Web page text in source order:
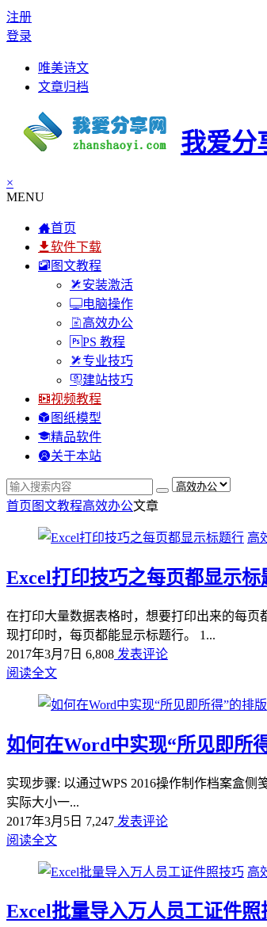
注册
登录
唯美诗文
文章归档
我爱分
×
MENU
首页
软件下载
图文教程
安装激活
电脑操作
高效办公
PS 教程
专业技巧
建站技巧
视频教程
图纸模型
精品软件
关于本站
首页 图文教程高效办公文章
高
Excel打印技巧之每页都显示标
在打印大量数据表格时，想要打印出来的每
现打印时，每页都能显示标题行。 1...
2017年3月7日 6,808 发表评论
阅读全文
如何在Word中实现“所见即所
实现步骤: 以通过WPS 2016操作制作档案盒
实际大小一...
2017年3月5日 7,247 发表评论
阅读全文
高
Excel批量导入万人员工证件照